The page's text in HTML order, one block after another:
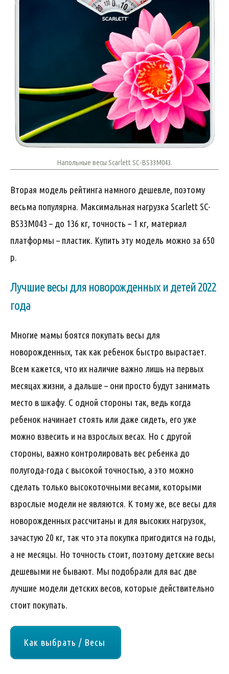
Напольные весы Scarlett SC-BS33M043.
Вторая модель рейтинга намного дешевле, поэтому
весьма популярна. Максимальная нагрузка Scarlett SC-
BS33M043 – до 136 кг, точность – 1 кг, материал
платформы – пластик. Купить эту модель можно за 650
р.
Лучшие весы для новорожденных и детей 2022
года
Многие мамы боятся покупать весы для
новорожденных, так как ребенок быстро вырастает.
Всем кажется, что их наличие важно лишь на первых
месяцах жизни, а дальше – они просто будут занимать
место в шкафу. С одной стороны так, ведь когда
ребенок начинает стоять или даже сидеть, его уже
можно взвесить и на взрослых весах. Но с другой
стороны, важно контролировать вес ребенка до
полугода-года с высокой точностью, а это можно
сделать только высокоточными весами, которыми
взрослые модели не являются. К тому же, все весы для
новорожденных рассчитаны и для высоких нагрузок,
зачастую 20 кг, так что эта покупка пригодится на годы,
а не месяцы. Но точность стоит, поэтому детские весы
дешевыми не бывают. Мы подобрали для вас две
лучшие модели детских весов, которые действительно
стоит покупать.
Как выбрать / Весы